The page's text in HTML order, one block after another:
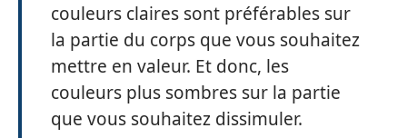
couleurs claires sont préférables sur
la partie du corps que vous souhaitez
mettre en valeur. Et donc, les
couleurs plus sombres sur la partie
que vous souhaitez dissimuler.